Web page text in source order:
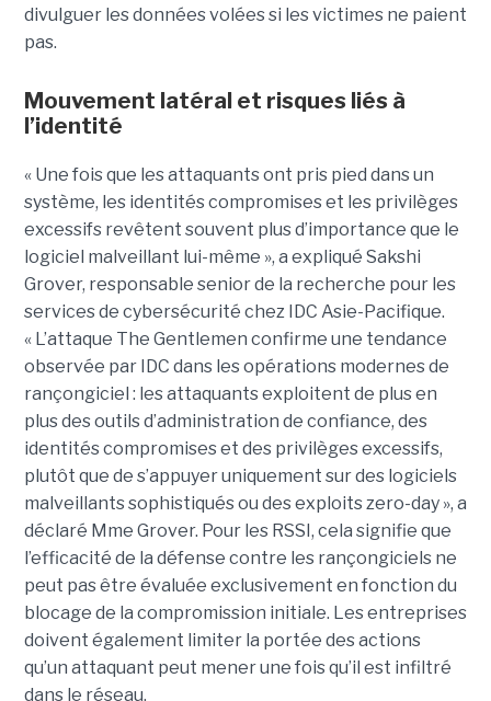
divulguer les données volées si les victimes ne paient
pas.
Mouvement latéral et risques liés à
l’identité
« Une fois que les attaquants ont pris pied dans un
système, les identités compromises et les privilèges
excessifs revêtent souvent plus d’importance que le
logiciel malveillant lui-même », a expliqué Sakshi
Grover, responsable senior de la recherche pour les
services de cybersécurité chez IDC Asie-Pacifique.
« L’attaque The Gentlemen confirme une tendance
observée par IDC dans les opérations modernes de
rançongiciel : les attaquants exploitent de plus en
plus des outils d’administration de confiance, des
identités compromises et des privilèges excessifs,
plutôt que de s’appuyer uniquement sur des logiciels
malveillants sophistiqués ou des exploits zero-day », a
déclaré Mme Grover. Pour les RSSI, cela signifie que
l’efficacité de la défense contre les rançongiciels ne
peut pas être évaluée exclusivement en fonction du
blocage de la compromission initiale. Les entreprises
doivent également limiter la portée des actions
qu’un attaquant peut mener une fois qu’il est infiltré
dans le réseau.